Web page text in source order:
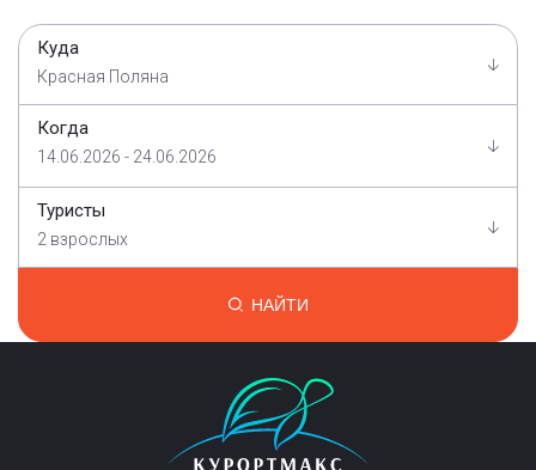
Куда
Красная Поляна
Когда
14.06.2026 - 24.06.2026
Туристы
2 взрослых
НАЙТИ